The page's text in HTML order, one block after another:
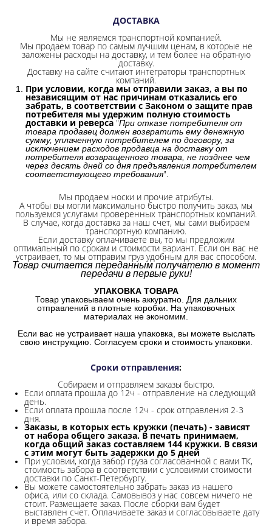
ДОСТАВКА
Мы не являемся транспортной компанией.
Мы продаем товар по самым лучшим ценам, в которые не
заложены расходы на доставку, и тем более на обратную
доставку.
Доставку на сайте считают интеграторы транспортных
компаний.
При условии, когда мы отправили заказ, а вы по
независящим от нас причинам отказались его
забрать, в соответствии с Законом о защите прав
потребителя мы удержим полную стоимость
доставки и реверса "При отказе потребителя от
товара продавец должен возвратить ему денежную
сумму, уплаченную потребителем по договору, за
исключением расходов продавца на доставку от
потребителя возвращенного товара, не позднее чем
через десять дней со дня предъявления потребителем
соответствующего требования".
Мы продаем носки и прочие атрибуты.
А чтобы вы могли максимально быстро получить заказ, мы
пользуемся услугами проверенных транспортных компаний.
В случае, когда доставка за наш счет, мы сами выбираем
транспортную компанию.
Если доставку оплачиваете вы, то мы предложим
оптимальный по срокам и стоимости вариант. Если он вас не
устраивает, то мы отправим груз удобным для вас способом.
Товар считается переданным получателю в момент
передачи в первые руки!
УПАКОВКА ТОВАРА
Товар упаковываем очень аккуратно. Для дальних
отправлений в плотные коробки. На упаковочных
материалах не экономим.
Если вас не устраивает наша упаковка, вы можете выслать
свою инструкцию. Согласуем сроки и стоимость упаковки.
Сроки отправления:
Собираем и отправляем заказы быстро.
Если оплата прошла до 12ч - отправление на следующий
день.
Если оплата прошла после 12ч - срок отправления 2-3
дня.
Заказы, в которых есть кружки (печать) - зависят
от набора общего заказа. В печать принимаем,
когда общий заказ составляем 144 кружки. В связи
с этим могут быть задержки до 5 дней
При условии, когда забор груза согласованной с вами ТК,
стоимость забора в соответствии с условиями стоимости
доставки по Санкт-Петербургу.
Вы можете самостоятельно забрать заказ из нашего
офиса, или со склада. Самовывоз у нас совсем ничего не
стоит. Размещаете заказ. После сборки вам будет
выставлен счет. Оплачиваете заказ и согласовываете дату
и время забора.